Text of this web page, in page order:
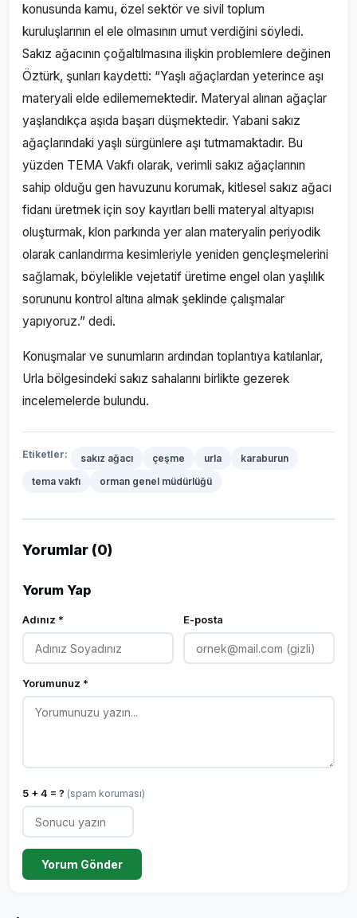
konusunda kamu, özel sektör ve sivil toplum
kuruluşlarının el ele olmasının umut verdiğini söyledi.
Sakız ağacının çoğaltılmasına ilişkin problemlere değinen
Öztürk, şunları kaydetti: “Yaşlı ağaçlardan yeterince aşı
materyali elde edilememektedir. Materyal alınan ağaçlar
yaşlandıkça aşıda başarı düşmektedir. Yabani sakız
ağaçlarındaki yaşlı sürgünlere aşı tutmamaktadır. Bu
yüzden TEMA Vakfı olarak, verimli sakız ağaçlarının
sahip olduğu gen havuzunu korumak, kitlesel sakız ağacı
fidanı üretmek için soy kayıtları belli materyal altyapısı
oluşturmak, klon parkında yer alan materyalin periyodik
olarak canlandırma kesimleriyle yeniden gençleşmelerini
sağlamak, böylelikle vejetatif üretime engel olan yaşlılık
sorununu kontrol altına almak şeklinde çalışmalar
yapıyoruz.” dedi.
Konuşmalar ve sunumların ardından toplantıya katılanlar,
Urla bölgesindeki sakız sahalarını birlikte gezerek
incelemelerde bulundu.
Etiketler: sakız ağacı çeşme urla
karaburun
tema vakfı
orman genel müdürlüğü
Yorumlar (0)
Yorum Yap
Adınız * E-posta
Yorumunuz *
5 + 4 = ? (spam koruması)
Yorum Gönder